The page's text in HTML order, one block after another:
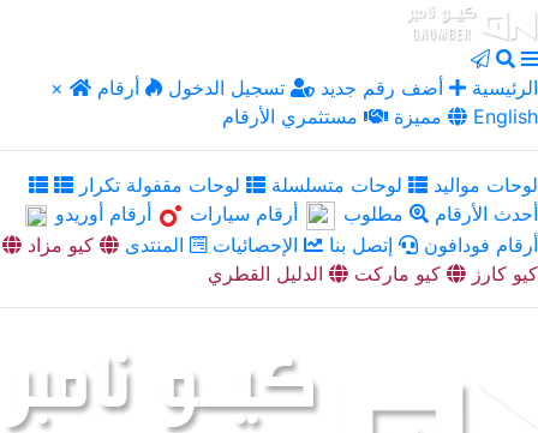
× الرئيسية أضف رقم جديد تسجيل الدخول
أرقام
مميزة
مستثمري الأرقام English
لوحات مواليد لوحات متسلسلة
لوحات مقفولة تكرار
أحدث الأرقام
مطلوب أرقام سيارات
أرقام أوريدو
أرقام فودافون
إتصل بنا الإحصائيات المنتدى
كيو مزاد
كيو كارز
كيو ماركت الدليل القطري